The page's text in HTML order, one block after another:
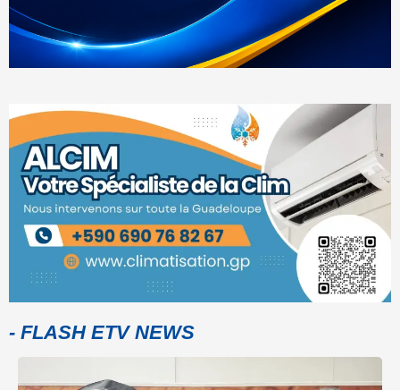
- FLASH ETV NEWS